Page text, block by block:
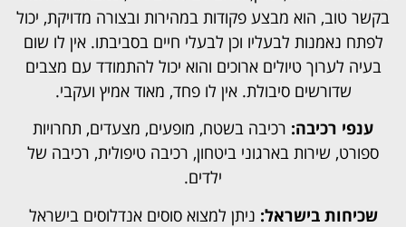
בקשר טוב, הוא מבצע פקודות במהירות ובצורה מדויקת, יכול
לפתח נאמנות לבעליו וכן לבעלי חיים בסביבתו. אין לו שום
בעיה לערוך טיולים ארוכים והוא יכול להתמודד עם מצבים
שדורשים סיבולת. אין לו פחד, מאוד אמיץ ועקבי.
ענפי רכיבה: רכיבה בשטח, מופעים, מצעדים, תחרויות
ספורט, שירות בארגוני ביטחון, רכיבה טיפולית, רכיבה של
ילדים.
שכיחות בישראל: ניתן למצוא סוסים אנדלוסים בישראל